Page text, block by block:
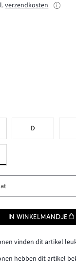
verzendkosten
D
IN WINKELMANDJE
vinden dit artikel
hebben dit artikel